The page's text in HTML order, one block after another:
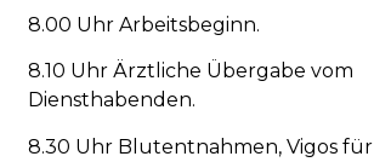
8.00 Uhr Arbeitsbeginn.
8.10 Uhr Ärztliche Übergabe vom
Diensthabenden.
8.30 Uhr Blutentnahmen, Vigos für